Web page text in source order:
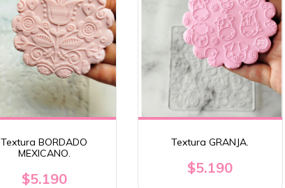
Textura BORDADO
MEXICANO.
$5.190
Textura GRANJA.
$5.190